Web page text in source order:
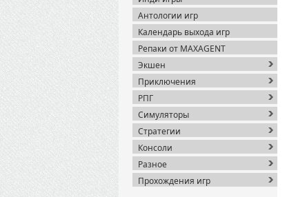
Антологии игр
Календарь выхода игр
Репаки от MAXAGENT
Экшен
Приключения
РПГ
Симуляторы
Стратегии
Консоли
Разное
Прохождения игр